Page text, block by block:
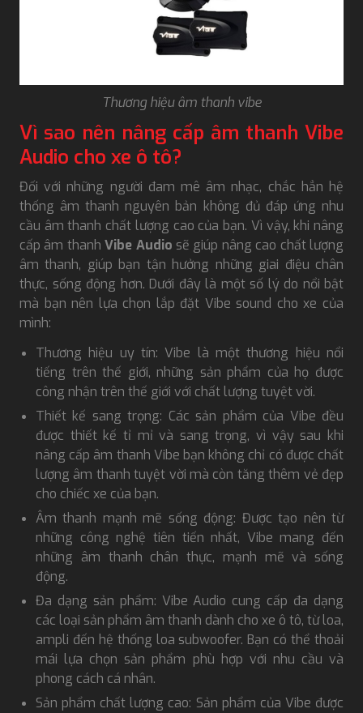
Thương hiệu âm thanh vibe
Vì sao nên nâng cấp âm thanh Vibe
Audio cho xe ô tô?
Đối với những người đam mê âm nhạc, chắc hẳn hệ
thống âm thanh nguyên bản không đủ đáp ứng nhu
cầu âm thanh chất lượng cao của bạn. Vì vậy, khi nâng
cấp âm thanhVibe Audio sẽ giúp nâng cao chất lượng
âm thanh, giúp bạn tận hưởng những giai điệu chân
thực, sống động hơn. Dưới đây là một số lý do nổi bật
mà bạn nên lựa chọn lắp đặt Vibe sound cho xe của
mình:
Thương hiệu uy tín: Vibe là một thương hiệu nổi
tiếng trên thế giới, những sản phẩm của họ được
công nhận trên thế giới với chất lượng tuyệt vời.
Thiết kế sang trọng: Các sản phẩm của Vibe đều
được thiết kế tỉ mỉ và sang trọng, vì vậy sau khi
nâng cấp âm thanh Vibe bạn không chỉ có được chất
lượng âm thanh tuyệt vời mà còn tăng thêm vẻ đẹp
cho chiếc xe của bạn.
Âm thanh mạnh mẽ sống động: Được tạo nên từ
những công nghệ tiên tiến nhất, Vibe mang đến
những âm thanh chân thực, mạnh mẽ và sống
động.
Đa dạng sản phẩm: Vibe Audio cung cấp đa dạng
các loại sản phẩm âm thanh dành cho xe ô tô, từ loa,
ampli đến hệ thống loa subwoofer. Bạn có thể thoải
mái lựa chọn sản phẩm phù hợp với nhu cầu và
phong cách cá nhân.
Sản phẩm chất lượng cao: Sản phẩm của Vibe được